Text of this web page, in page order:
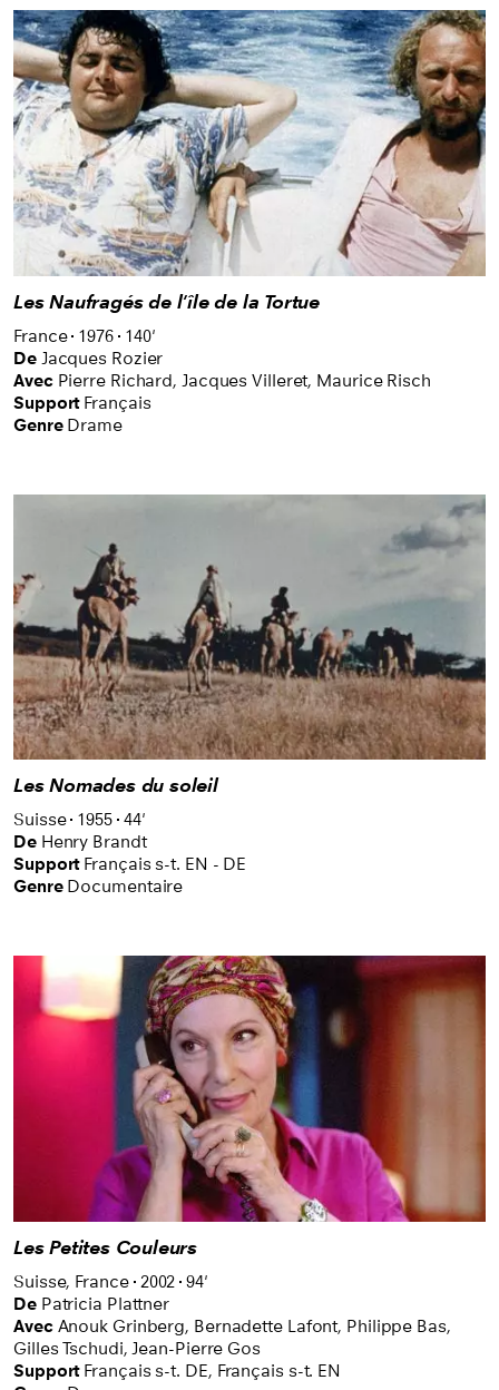
Les Naufragés de l'île de la Tortue
France 1976 140'
De Jacques Rozier
Avec Pierre Richard, Jacques Villeret, Maurice Risch
Support Français
Genre Drame
Les Nomades du soleil
Suisse 1955 44'
De Henry Brandt
Support Français s-t. EN - DE
Genre Documentaire
Les Petites Couleurs
Suisse, France 2002 94'
De Patricia Plattner
Avec Anouk Grinberg, Bernadette Lafont, Philippe Bas,
Gilles Tschudi, Jean-Pierre Gos
Support Français s-t. DE, Français s-t. EN